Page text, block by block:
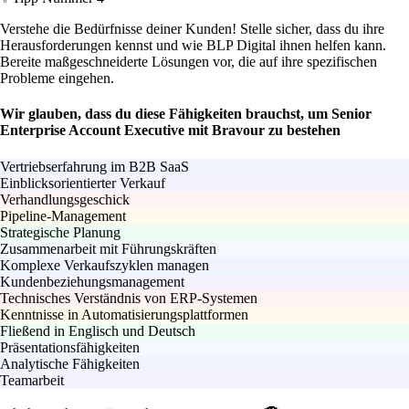
Verstehe die Bedürfnisse deiner Kunden! Stelle sicher, dass du ihre
Herausforderungen kennst und wie BLP Digital ihnen helfen kann.
Bereite maßgeschneiderte Lösungen vor, die auf ihre spezifischen
Probleme eingehen.
Wir glauben, dass du diese Fähigkeiten brauchst, um Senior
Enterprise Account Executive mit Bravour zu bestehen
Vertriebserfahrung im B2B SaaS
Einblicksorientierter Verkauf
Verhandlungsgeschick
Pipeline-Management
Strategische Planung
Zusammenarbeit mit Führungskräften
Komplexe Verkaufszyklen managen
Kundenbeziehungsmanagement
Technisches Verständnis von ERP-Systemen
Kenntnisse in Automatisierungsplattformen
Fließend in Englisch und Deutsch
Präsentationsfähigkeiten
Analytische Fähigkeiten
Teamarbeit